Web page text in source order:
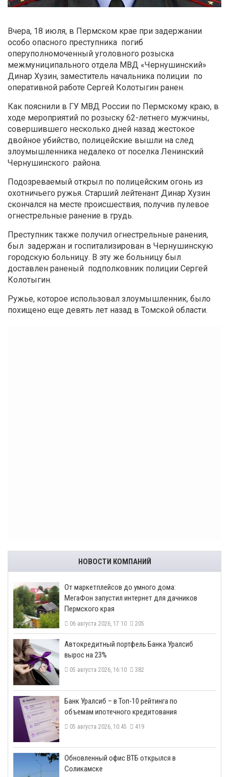
Вчера, 18 июля, в Пермском крае при задержании
особо опасного преступника погиб
оперуполномоченный уголовного розыска
межмуниципального отдела МВД «Чернушинский»
Динар Хузин, заместитель начальника полиции по
оперативной работе Сергей Колотыгин ранен.
Как пояснили в ГУ МВД России по Пермскому краю, в
ходе мероприятий по розыску 62-летнего мужчины,
совершившего несколько дней назад жестокое
двойное убийство, полицейские вышли на след
злоумышленника недалеко от поселка Ленинский
Чернушинского района.
Подозреваемый открыл по полицейским огонь из
охотничьего ружья. Старший лейтенант Динар Хузин
скончался на месте происшествия, получив пулевое
огнестрельные ранение в грудь.
Преступник также получил огнестрельные ранения,
был задержан и госпитализирован в Чернушинскую
городскую больницу. В эту же больницу был
доставлен раненый подполковник полиции Сергей
Колотыгин.
Ружье, которое использовал злоумышленник, было
похищено еще девять лет назад в Томской области.
НОВОСТИ КОМПАНИЙ
От маркетплейсов до умного дома:
МегаФон запустил интернет для дачников
Пермского края
06 августа 2026, 17:10 205
​Автокредитный портфель Банка Уралсиб
вырос на 23%
05 августа 2026, 16:10 382
​Банк Уралсиб – в Топ-10 рейтинга по
объемам ипотечного кредитования
05 августа 2026, 10:45 419
​Обновленный офис ВТБ открылся в
Соликамске